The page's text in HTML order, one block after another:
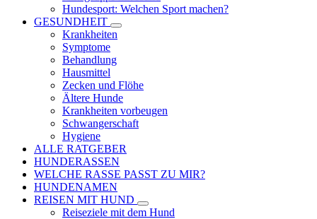
Hundesport: Welchen Sport machen?
GESUNDHEIT
Krankheiten
Symptome
Behandlung
Hausmittel
Zecken und Flöhe
Ältere Hunde
Krankheiten vorbeugen
Schwangerschaft
Hygiene
ALLE RATGEBER
HUNDERASSEN
WELCHE RASSE PASST ZU MIR?
HUNDENAMEN
REISEN MIT HUND
Reiseziele mit dem Hund